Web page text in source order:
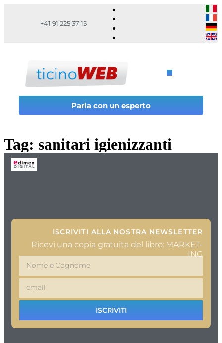
+41 91 225 37 15
Parla con un esperto
Tag: sanitari igienizzanti
ISCRIVITI ALLA NOSTRA NEWSLETTER
Ricevi una copia gratuita del libro: MARKET-
ING
ISCRIVITI